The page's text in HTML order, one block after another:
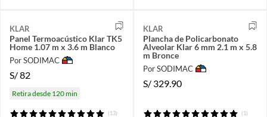
KLAR
Panel Termoacústico Klar TK5
Home 1.07 m x 3.6 m Blanco
Por SODIMAC
S/82
Retira desde 120 min
(13)
KLAR
Plancha de Policarbonato
Alveolar Klar 6 mm 2.1 m x 5.8
m Bronce
Por SODIMAC
S/ 329.90
(1)